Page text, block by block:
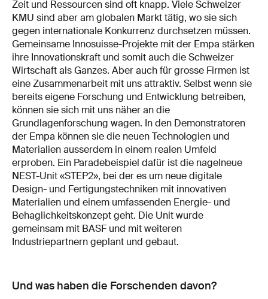
Zeit und Ressourcen sind oft knapp. Viele Schweizer
KMU sind aber am globalen Markt tätig, wo sie sich
gegen internationale Konkurrenz durchsetzen müssen.
Gemeinsame Innosuisse-Projekte mit der Empa stärken
ihre Innovationskraft und somit auch die Schweizer
Wirtschaft als Ganzes. Aber auch für grosse Firmen ist
eine Zusammenarbeit mit uns attraktiv. Selbst wenn sie
bereits eigene Forschung und Entwicklung betreiben,
können sie sich mit uns näher an die
Grundlagenforschung wagen. In den Demonstratoren
der Empa können sie die neuen Technologien und
Materialien ausserdem in einem realen Umfeld
erproben. Ein Paradebeispiel dafür ist die nagelneue
NEST-Unit «STEP2», bei der es um neue digitale
Design- und Fertigungstechniken mit innovativen
Materialien und einem umfassenden Energie- und
Behaglichkeitskonzept geht. Die Unit wurde
gemeinsam mit BASF und mit weiteren
Industriepartnern geplant und gebaut.
Und was haben die Forschenden davon?